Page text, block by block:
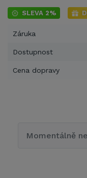
SLEVA 2%
Záruka
Dostupnost
Cena dopravy
Momentálně